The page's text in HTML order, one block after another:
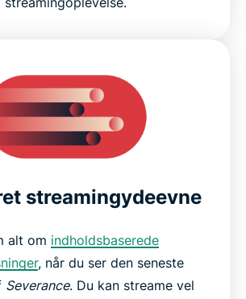
streamingydeevne
alt om indholdsbaserede
, når du ser den seneste
Severance. Du kan streame vel